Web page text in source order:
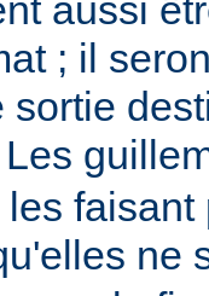
aussi
; il
sortie
ne